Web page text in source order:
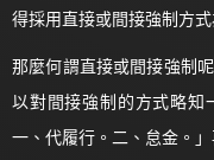
得採用直接或間接強制方式
那麼何謂直接或間接強制
以對間接強制的方式略知
一、代履行。二、怠金。